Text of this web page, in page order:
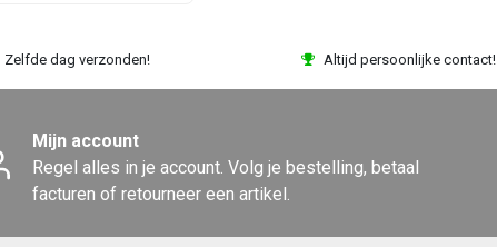
Zelfde dag verzonden! Altijd persoonlijke contact!
Mijn account
Regel alles in je account. Volg je bestelling, betaal
facturen of retourneer een artikel.